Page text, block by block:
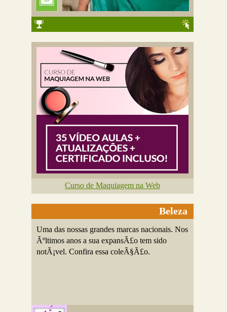
Curso de Maquiagem na Web
Beleza
Uma das nossas grandes marcas nacionais. Nos
Ãºltimos anos a sua expansÃ£o tem sido
notÃ¡vel. Confira essa coleÃ§Ã£o.